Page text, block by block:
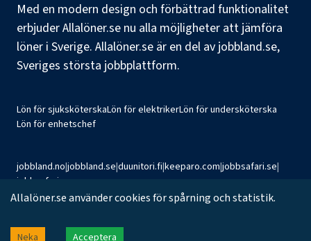
Med en modern design och förbättrad funktionalitet
erbjuder Allalöner.se nu alla möjligheter att jämföra
löner i Sverige. Allalöner.se är en del av jobbland.se,
Sveriges största jobbplattform.
Lön för sjuksköterskaLön för elektrikerLön för undersköterska
Lön för enhetschef
jobbland.no|jobbland.se|duunitori.fi|keeparo.com|jobbsafari.se|
jobbsafari.no
©2026 Jobbland AB
Allalöner.se använder cookies för spårning och statistik.
Neka Acceptera